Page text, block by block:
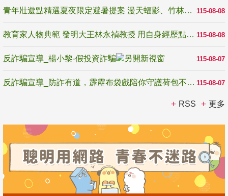
115-08-08
青年壯遊點精選夏夜限定避暑提案 漫天蝠影、竹林尋蛙、茶香夜觀 邀青年暮色出發
115-08-08
教育家人物典範 發明大王林永禎教授 用自身經歷點亮學生的路
115-08-07
反詐騙宣導_楊小黎-假投資詐騙
115-08-07
反詐騙宣導_防詐有道，霹靂布袋戲陪你守護荷包不受騙
RSS 更多